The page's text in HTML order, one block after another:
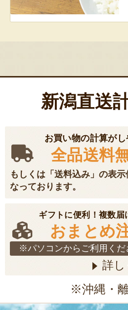
新潟直送
お買い物の計算が
全品送料
もしくは「送料込み」の表示
なっております。
ギフトに便利！複数届
おまとめ
※パソコンからご利用くだ
詳し
※沖縄・